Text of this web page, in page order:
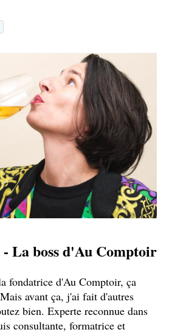
La boss d'Au Comptoir
fondatrice d'Au Comptoir, ça
avant ça, j'ai fait d'autres
bien. Experte reconnue dans
consultante, formatrice et